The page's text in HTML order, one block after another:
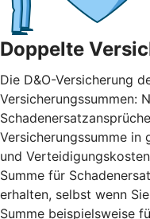
Doppelte
Die D&O-Versicherung
Versicherungssummen:
Versicherungssumme in
und
Summe für
erhalten, selbst wenn
Summe beispielsweise